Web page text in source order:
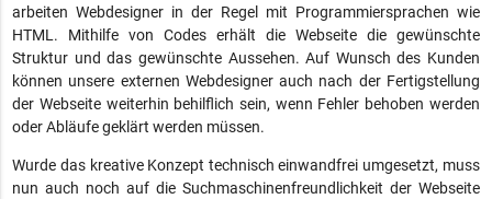
arbeiten Webdesigner in der Regel mit Programmiersprachen wie
HTML. Mithilfe von Codes erhält die Webseite die gewünschte
Struktur und das gewünschte Aussehen. Auf Wunsch des Kunden
können unsere externen Webdesigner auch nach der Fertigstellung
der Webseite weiterhin behilflich sein, wenn Fehler behoben werden
oder Abläufe geklärt werden müssen.
Wurde das kreative Konzept technisch einwandfrei umgesetzt, muss
nun auch noch auf die Suchmaschinenfreundlichkeit der Webseite